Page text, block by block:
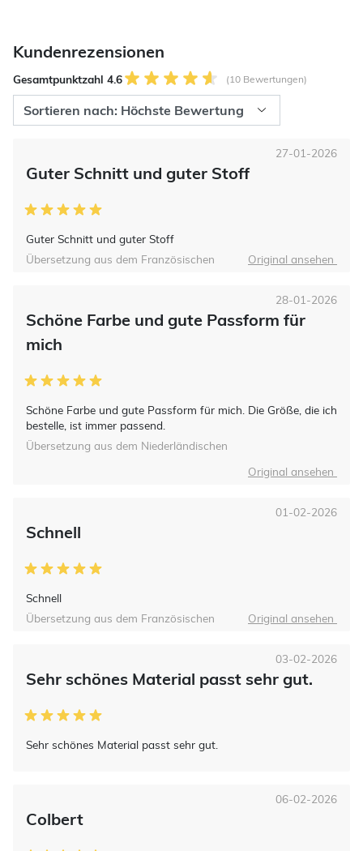
Kundenrezensionen
Gesamtpunktzahl 4.6 (10 Bewertungen)
Guter Schnitt und guter Stoff
Guter Schnitt und guter Stoff
27-01-2026
Übersetzung aus dem Französischen Original ansehen
Schöne Farbe und gute Passform für
mich
Schöne Farbe und gute Passform für mich. Die Größe, die ich
bestelle, ist immer passend.
28-01-2026
Übersetzung aus dem Niederländischen
Original ansehen
Schnell
Schnell
01-02-2026
Übersetzung aus dem Französischen Original ansehen
Sehr schönes Material passt sehr gut.
Sehr schönes Material passt sehr gut.
03-02-2026
Colbert
06-02-2026